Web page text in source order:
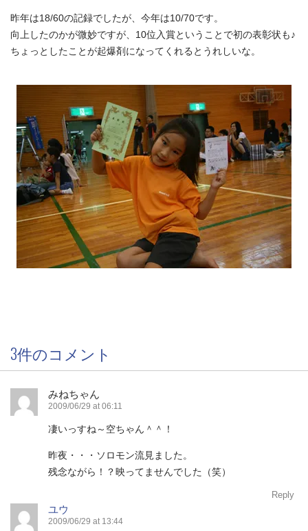
昨年は18/60の記録でしたが、今年は10/70です。
向上したのかが微妙ですが、10位入賞ということで初の表彰状も♪
ちょっとしたことが起爆剤になってくれるとうれしいな。
3件のコメント
みねちゃん
2009/06/29 at 06:11
凄いっすね～空ちゃん＾＾！
昨夜・・・ソロモン流見ました。
残念ながら！？映ってませんでした（笑）
Reply
ユウ
2009/06/29 at 13:44